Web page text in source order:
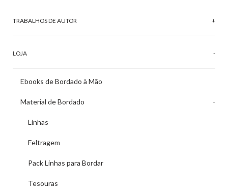
TRABALHOS DE AUTOR
LOJA
Ebooks de Bordado à Mão
Material de Bordado
Linhas
Feltragem
Pack Linhas para Bordar
Tesouras